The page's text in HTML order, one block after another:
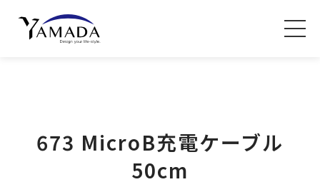
673 MicroB充電ケーブル
50cm